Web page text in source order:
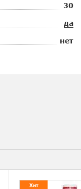
30
да
нет
Хит